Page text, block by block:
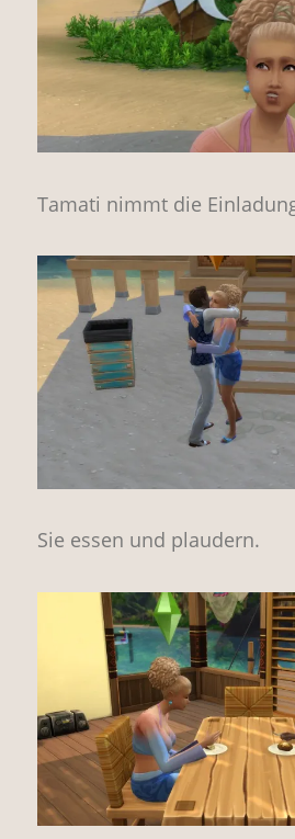
Tamati nimmt die
Sie essen und plaudern.